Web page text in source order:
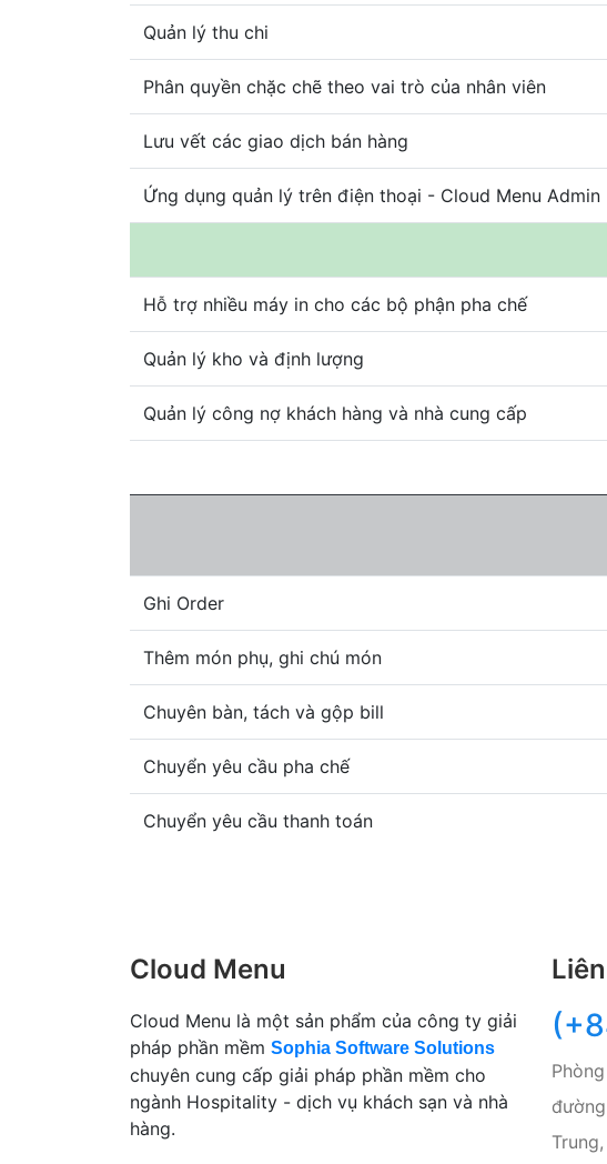
Quản lý thu chi
Phân quyền chặc chẽ theo vai trò của nhân viên
Lưu vết các giao dịch bán hàng
Ứng dụng quản lý trên điện thoại - Cloud Menu Admin
Hỗ trợ nhiều máy in cho các bộ phận pha chế
Quản lý kho và định lượng
Quản lý công nợ khách hàng và nhà cung cấp
Ghi Order
Thêm món phụ, ghi chú món
Chuyên bàn, tách và gộp bill
Chuyển yêu cầu pha chế
Chuyển yêu cầu thanh toán
Cloud Menu
Cloud Menu là một sản phẩm của công ty giải
pháp phần mềm Sophia Software Solutions
chuyên cung cấp giải pháp phần mềm cho
ngành Hospitality - dịch vụ khách sạn và nhà
hàng.